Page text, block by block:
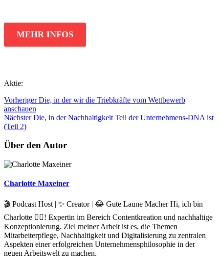
MEHR INFOS
Aktie:
Vorheriger Die, in der wir die Triebkräfte vom Wettbewerb
anschauen
Nächster Die, in der Nachhaltigkeit Teil der Unternehmens-DNA ist
(Teil 2)
Über den Autor
Charlotte Maxeiner
🎬 Podcast Host | ✨ Creator | 😂 Gute Laune Macher Hi, ich bin
Charlotte 🙋‍♀️! Expertin im Bereich Contentkreation und nachhaltige
Konzeptionierung. Ziel meiner Arbeit ist es, die Themen
Mitarbeiterpflege, Nachhaltigkeit und Digitalisierung zu zentralen
Aspekten einer erfolgreichen Unternehmensphilosophie in der
neuen Arbeitswelt zu machen.